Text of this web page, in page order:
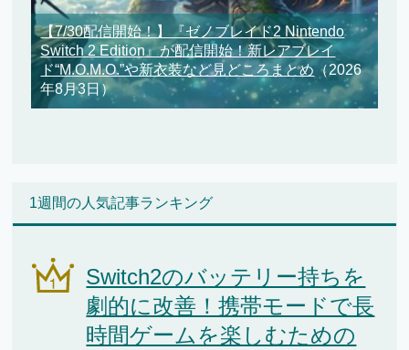
【7/30配信開始！】『ゼノブレイド2 Nintendo
Switch 2 Edition』が配信開始！新レアブレイ
ド“M.O.M.O.”や新衣装など見どころまとめ（2026
年8月3日）
1週間の人気記事ランキング
Switch2のバッテリー持ちを
劇的に改善！携帯モードで長
時間ゲームを楽しむための